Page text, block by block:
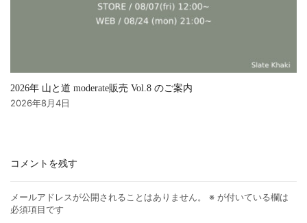
2026年 山と道 moderate販売 Vol.8 のご案内
2026年8月4日
コメントを残す
メールアドレスが公開されることはありません。 ※ が付いている欄は
必須項目です